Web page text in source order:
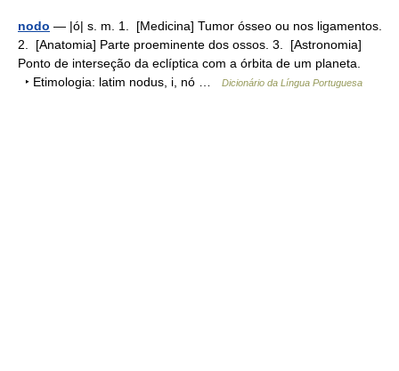
nodo — |ó| s. m. 1. [Medicina] Tumor ósseo ou nos ligamentos.
2. [Anatomia] Parte proeminente dos ossos. 3. [Astronomia]
Ponto de interseção da eclíptica com a órbita de um planeta.
‣ Etimologia: latim nodus, i, nó …
Dicionário da Língua Portuguesa